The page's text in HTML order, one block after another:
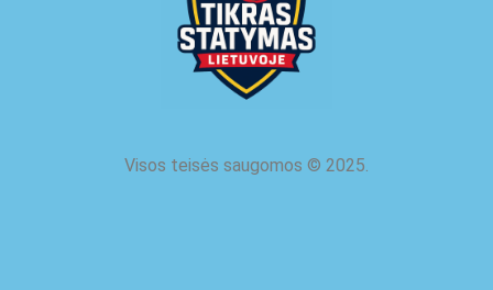
Visos teisės saugomos © 2025.